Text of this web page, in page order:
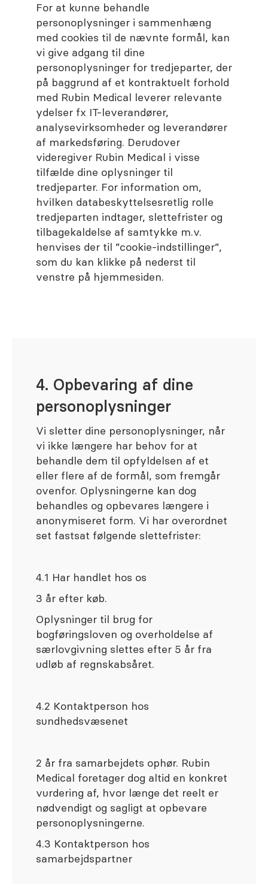
For at kunne behandle
personoplysninger i sammenhæng
med cookies til de nævnte formål, kan
vi give adgang til dine
personoplysninger for tredjeparter, der
på baggrund af et kontraktuelt forhold
med Rubin Medical leverer relevante
ydelser fx IT-leverandører,
analysevirksomheder og leverandører
af markedsføring. Derudover
videregiver Rubin Medical i visse
tilfælde dine oplysninger til
tredjeparter. For information om,
hvilken databeskyttelsesretlig rolle
tredjeparten indtager, slettefrister og
tilbagekaldelse af samtykke m.v.
henvises der til ”cookie-indstillinger”,
som du kan klikke på nederst til
venstre på hjemmesiden.
4. Opbevaring af dine
personoplysninger
Vi sletter dine personoplysninger, når
vi ikke længere har behov for at
behandle dem til opfyldelsen af et
eller flere af de formål, som fremgår
ovenfor. Oplysningerne kan dog
behandles og opbevares længere i
anonymiseret form. Vi har overordnet
set fastsat følgende slettefrister:
4.1 Har handlet hos os
3 år efter køb.
Oplysninger til brug for
bogføringsloven og overholdelse af
særlovgivning slettes efter 5 år fra
udløb af regnskabsåret.
4.2 Kontaktperson hos
sundhedsvæsenet
2 år fra samarbejdets ophør. Rubin
Medical foretager dog altid en konkret
vurdering af, hvor længe det reelt er
nødvendigt og sagligt at opbevare
personoplysningerne.
4.3 Kontaktperson hos
samarbejdspartner